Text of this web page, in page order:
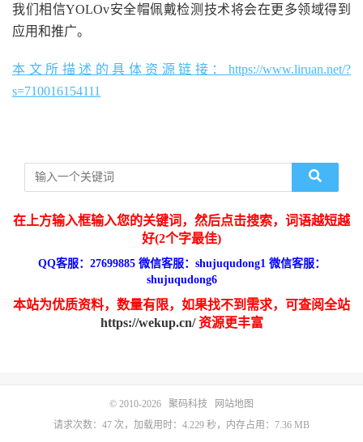
我们相信YOLOv安全帽佩戴检测技术将会在更多领域得到
应用和推广。
本文所描述的具体资源链接：https://www.liruan.net/?
s=710016154111
在上方输入框输入您的关键词，然后点击搜索，词语越短越
好(2个字最佳)
QQ客服：27699885 微信客服：shujuqudong1 微信客服：
shujuqudong6
本站为优质资料，数量有限，如果找不到需求，可查阅全站
https://wekup.cn/资源更丰富
© 2010-2026 聚码科技
网站地图
请求次数：47 次，加载用时：4.229 秒，内存占用：7.36 MB